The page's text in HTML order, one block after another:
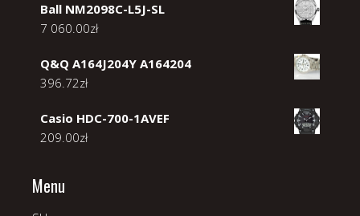
Ball NM2098C-L5J-SL
7 060.00zł
Q&Q A164J204Y A164204
396.72zł
Casio HDC-700-1AVEF
209.00zł
Menu